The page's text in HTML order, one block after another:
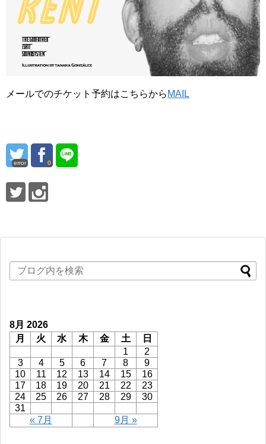
メールでのチケット予約はこちらから MAIL
error 0
8月 2026
月
火 水 木 金 土
日
1
2
3
4 5 6 7 8
9
10
11 12 13 14 15
16
17
18 19 20 21 22
23
24
25 26 27 28 29
30
31
« 7月
9月 »